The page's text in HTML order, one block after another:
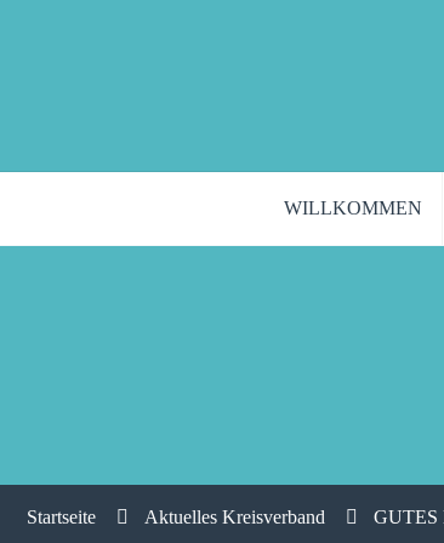
WILLKOMMEN
Startseite Aktuelles Kreisverband GUTES